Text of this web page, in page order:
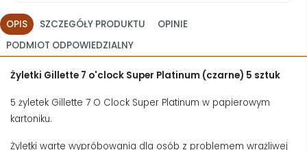
OPIS SZCZEGÓŁY PRODUKTU
OPINIE
PODMIOT ODPOWIEDZIALNY
Żyletki Gillette 7 o'clock Super Platinum (czarne) 5 sztuk
5 żyletek Gillette 7 O Clock Super Platinum w papierowym
kartoniku.
Żyletki warte wypróbowania dla osób z problemem wrażliwej